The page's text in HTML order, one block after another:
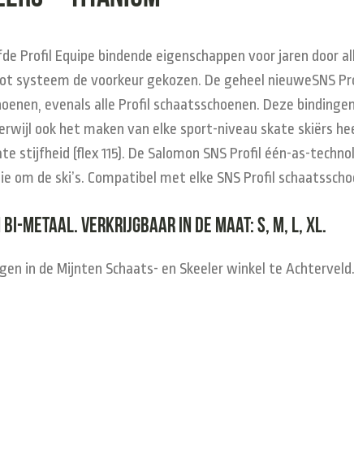
Profil Equipe bindende eigenschappen voor jaren door
systeem de voorkeur gekozen. De geheel nieuweSNS
evenals alle Profil schaatsschoenen. Deze
ook het maken van elke sport-niveau skate skiërs
(flex 115). De Salomon SNS Profil één-as-
de ski’s. Compatibel met elke SNS Profil
metaal. Verkrijgbaar in de maat: S, M, L, XL.
in de Mijnten Schaats- en Skeeler winkel te